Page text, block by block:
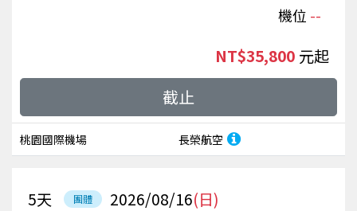
機位 --
桃園國際機場 長榮航空
NT$35,800 起
截止
團體 2026/08/16(日)
5天